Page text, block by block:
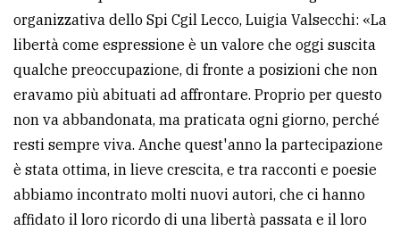
organizzativa dello Spi Cgil Lecco, Luigia Valsecchi: «La
libertà come espressione è un valore che oggi suscita
qualche preoccupazione, di fronte a posizioni che non
eravamo più abituati ad affrontare. Proprio per questo
non va abbandonata, ma praticata ogni giorno, perché
resti sempre viva. Anche quest'anno la partecipazione
è stata ottima, in lieve crescita, e tra racconti e poesie
abbiamo incontrato molti nuovi autori, che ci hanno
affidato il loro ricordo di una libertà passata e il loro